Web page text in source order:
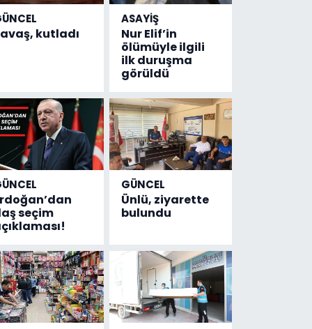
kutladı
ASAYİŞ
Nur Elif’in
ölümüyle ilgili
ilk duruşma
görüldü
seçim
GÜNCEL
Ünlü, ziyarette
bulundu